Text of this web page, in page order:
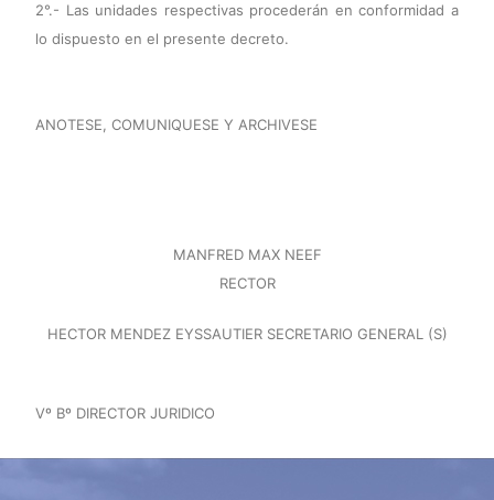
2°.- Las unidades respectivas procederán en conformidad a
lo dispuesto en el presente decreto.
ANOTESE, COMUNIQUESE Y ARCHIVESE
MANFRED MAX NEEF
RECTOR
HECTOR MENDEZ EYSSAUTIER SECRETARIO GENERAL (S)
Vº Bº DIRECTOR JURIDICO